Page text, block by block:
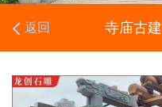
返回 寺庙古建